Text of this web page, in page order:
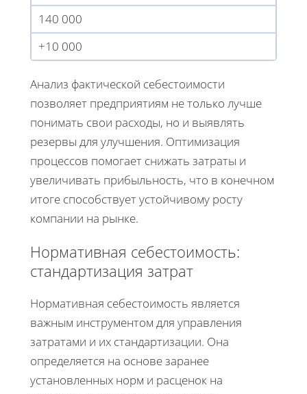
140 000
+10 000
Анализ фактической себестоимости
позволяет предприятиям не только лучше
понимать свои расходы, но и выявлять
резервы для улучшения. Оптимизация
процессов помогает снижать затраты и
увеличивать прибыльность, что в конечном
итоге способствует устойчивому росту
компании на рынке.
Нормативная себестоимость:
стандартизация затрат
Нормативная себестоимость является
важным инструментом для управления
затратами и их стандартизации. Она
определяется на основе заранее
установленных норм и расценок на